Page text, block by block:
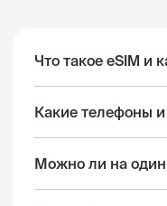
Что такое eSIM и
Какие телефоны
Можно ли на один